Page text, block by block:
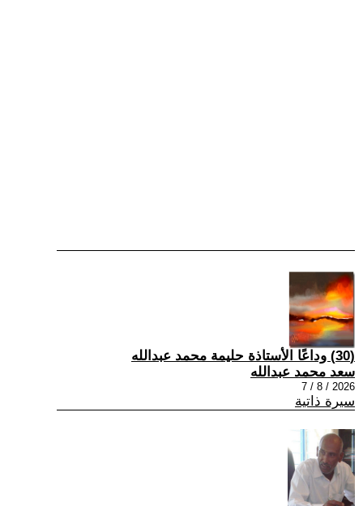
(30) وداعًا الأستاذة حليمة محمد عبدالله
سعد محمد عبدالله
2026 / 8 / 7
سيرة ذاتية